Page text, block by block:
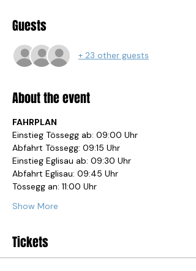
Guests
+ 23 other guests
About the event
FAHRPLAN
Einstieg Tössegg ab: 09:00 Uhr
Abfahrt Tössegg: 09:15 Uhr
Einstieg Eglisau ab: 09:30 Uhr
Abfahrt Eglisau: 09:45 Uhr
Tössegg an: 11:00 Uhr
Show More
Tickets